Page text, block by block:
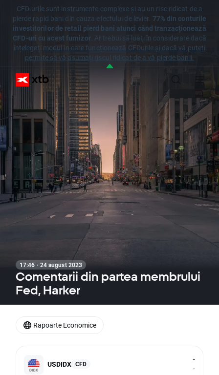
CFD-urile sunt instrumente complexe și au un risc ridicat de a
pierde rapid bani din cauza efectului de levier. 77% din conturile
investitorilor de retail pierd bani atunci când tranzacționează
CFD-uri cu acest furnizor. Ar trebui să luați în considerare dacă
înțelegeți modul în care funcționează CFDurile și dacă vă puteți
permite să vă asumați riscul ridicat de a vă pierde banii.
17:46 · 24 august 2023
Comentarii din partea membrului
Fed, Harker
USDIDX CFD
-
-
Rapoarte Economice